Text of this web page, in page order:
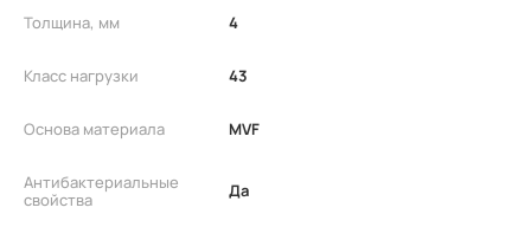
Толщина, мм 4
Класс нагрузки 43
Основа материала MVF
Антибактериальные
свойства
Да